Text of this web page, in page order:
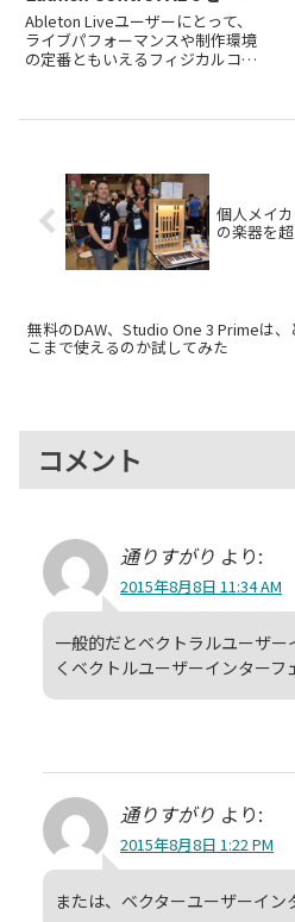
してみた
Ableton Liveユーザーにとって、
ライブパフォーマンスや制作環境
の定番ともいえるフィジカルコン
モデルチェンジし、Launch
個人メイ
の楽器を
無料のDAW、Studio One 3 Primeは、
こまで使えるのか試してみた
コメント
通りすがり より:
2015年8月8日 11:34 AM
一般的だとベクトラルユーザ
くベクトルユーザーインターフ
通りすがり より:
2015年8月8日 1:22 PM
または、ベクターユーザーイン